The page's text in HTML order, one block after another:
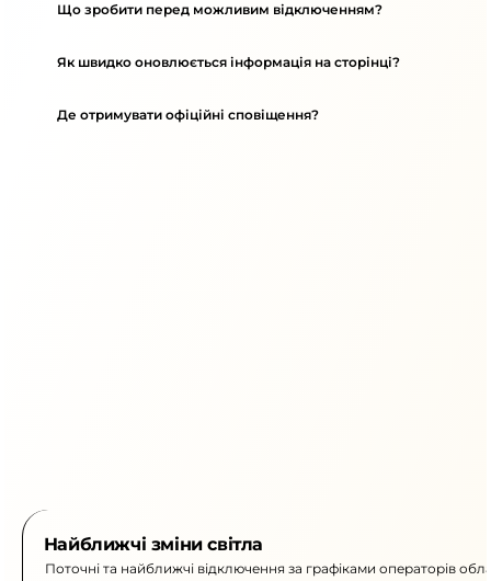
Що зробити перед можливим відключенням?
Як швидко оновлюється інформація на сторінці?
Де отримувати офіційні сповіщення?
Найближчі зміни світла
Поточні та найближчі відключення за графіками операторів